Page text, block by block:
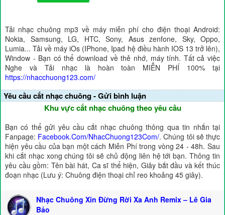
Tải nhạc chuông mp3 về máy miễn phí cho điện thoại Android:
Nokia, Samsung, LG, HTC, Sony, Asus zenfone, Sky, Oppo,
Lumia... Tải về máy iOs (IPhone, Ipad hệ điều hành IOS 13 trở lên),
Window - Bạn có thể download về thẻ nhớ, máy tính. Tất cả việc
Nghe và Tải nhạc là hoàn toàn MIỄN PHÍ 100% tại
https://nhacchuong123.com/
Yêu cầu cắt nhạc chuông - Gửi bình luận
Khu vực cắt nhạc chuông theo yêu cầu
Bạn có thể gửi yêu cầu cắt nhạc chuông thông qua tin nhắn tại
Fanpage: Facebook.Com/NhacChuong123Com/. Chúng tôi sẽ thực
hiện yêu cầu của bạn một cách Miễn Phí trong vòng 24 - 48h. Sau
khi cắt nhạc xong chúng tôi sẽ chủ động liên hệ tới bạn. Thông tin
yêu cầu gồm: Tên bài hát, Ca sĩ thể hiện, Giây bắt đầu và kết thúc
đoạn nhạc (Lưu ý: Chuông điện thoại chỉ reo khoảng 45 giây).
Nhạc Chuông Xin Đừng Rời Xa Anh Remix – Lê Gia
Bảo